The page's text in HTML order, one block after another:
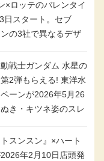
×ロッテのバレンタイ
日スタート。セブ
の3社で異なるデザ
戦士ガンダム 水星の
2弾もらえる! 東洋水
ーンが2026年5月26
き・キツネ姿のスレ
全6種のクリアスタ
スンスン』×ハート
年2月10日店頭発